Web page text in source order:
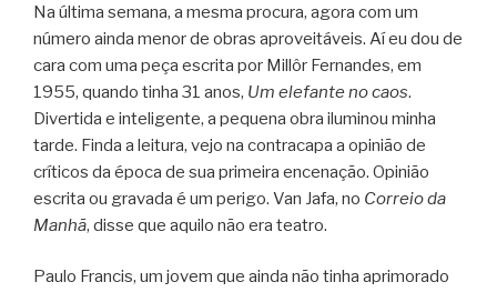
Na última semana, a mesma procura, agora com um
número ainda menor de obras aproveitáveis. Aí eu dou de
cara com uma peça escrita por Millôr Fernandes, em
1955, quando tinha 31 anos, Um elefante no caos.
Divertida e inteligente, a pequena obra iluminou minha
tarde. Finda a leitura, vejo na contracapa a opinião de
críticos da época de sua primeira encenação. Opinião
escrita ou gravada é um perigo. Van Jafa, no Correio da
Manhã, disse que aquilo não era teatro.
Paulo Francis, um jovem que ainda não tinha aprimorado